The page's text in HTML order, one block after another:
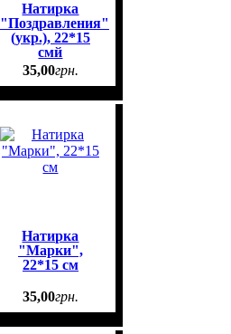
Натирка
"Поздравления"
(укр.), 22*15
смй
35,00грн.
Натирка
"Марки",
22*15 см
35,00грн.